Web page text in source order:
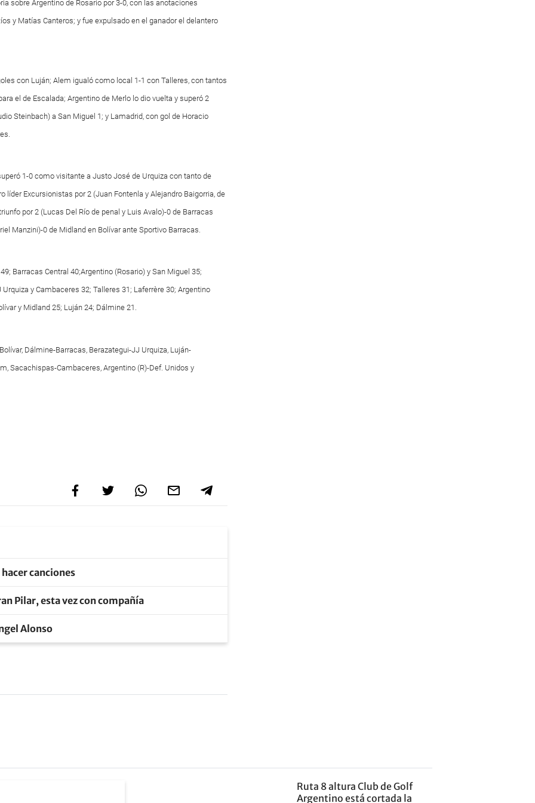
sobre Argentino de Rosario por 3-0, con las anotaciones
y Matías Canteros; y fue expulsado en el ganador el delantero
con Luján; Alem igualó como local 1-1 con Talleres, con tantos
el de Escalada; Argentino de Merlo lo dio vuelta y superó 2
Steinbach) a San Miguel 1; y Lamadrid, con gol de Horacio
1-0 como visitante a Justo José de Urquiza con tanto de
líder Excursionistas por 2 (Juan Fontenla y Alejandro Baigorria, de
por 2 (Lucas Del Río de penal y Luis Avalo)-0 de Barracas
Manzini)-0 de Midland en Bolívar ante Sportivo Barracas.
Barracas Central 40;Argentino (Rosario) y San Miguel 35;
y Cambaceres 32; Talleres 31; Laferrère 30; Argentino
y Midland 25; Luján 24; Dálmine 21.
Dálmine-Barracas, Berazategui-JJ Urquiza, Luján-
Sacachispas-Cambaceres, Argentino (R)-Def. Unidos y
canciones
Pilar, esta vez con compañía
Alonso
Ruta 8 altura Club de Golf
Argentino está cortada la